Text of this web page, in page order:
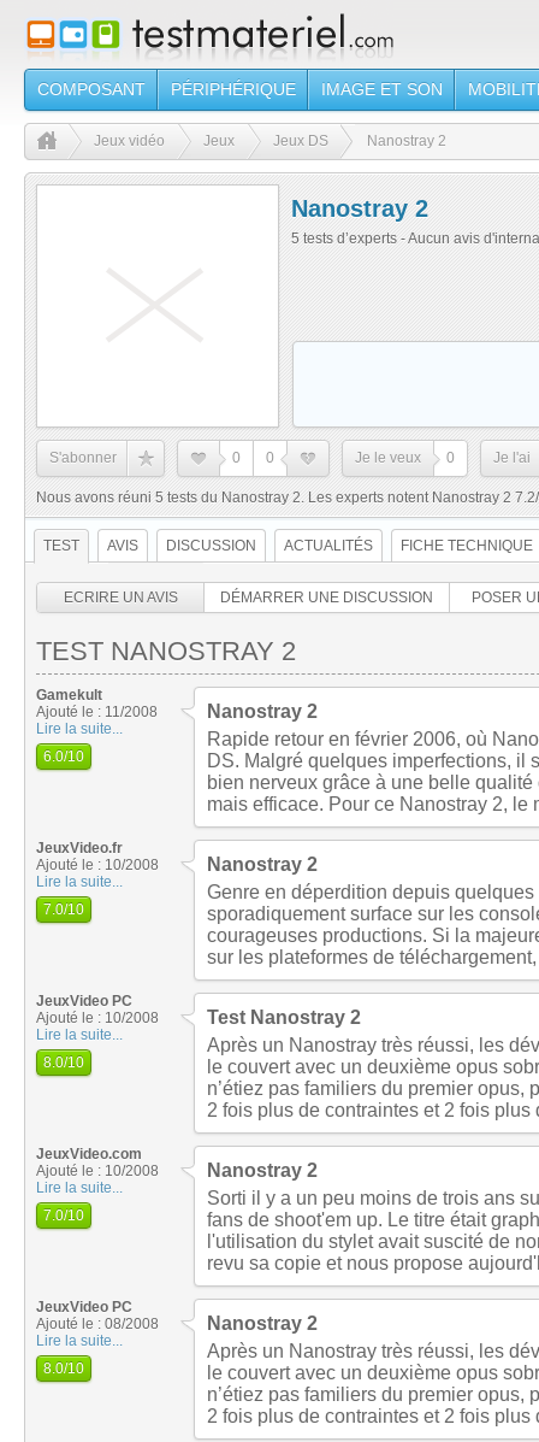
COMPOSANT PÉRIPHÉRIQUE IMAGE ET SON
Jeux vidéo Jeux Jeux DS Nanostray 2
Nanostray 2
5 tests d’experts - Aucun avis
S'abonner 0 0 Je le veux 0 Je l'ai
Nous avons réuni 5 tests du Nanostray 2. Les experts notent Nanostray 2
TEST AVIS DISCUSSION ACTUALITÉS FICHE TECHNIQUE
ECRIRE UN AVIS DÉMARRER UNE DISCUSSION POSER
TEST NANOSTRAY 2
Gamekult
Ajouté le : 11/2008
Lire la suite...
6.0/10
Nanostray 2
Rapide retour en février 2006, où
DS. Malgré quelques imperfections, il
bien nerveux grâce à une belle
mais efficace. Pour ce Nanostray 2, le
JeuxVideo.fr
Ajouté le : 10/2008
Lire la suite...
7.0/10
Nanostray 2
Genre en déperdition depuis
sporadiquement surface sur les
courageuses productions. Si la
sur les plateformes de
JeuxVideo PC
Ajouté le : 10/2008
Lire la suite...
8.0/10
Test Nanostray 2
Après un Nanostray très réussi, les
le couvert avec un deuxième opus
n’étiez pas familiers du premier opus,
2 fois plus de contraintes et 2 fois plus
JeuxVideo.com
Ajouté le : 10/2008
Lire la suite...
7.0/10
Nanostray 2
Sorti il y a un peu moins de trois ans
fans de shoot'em up. Le titre était
l'utilisation du stylet avait suscité de
revu sa copie et nous propose
JeuxVideo PC
Ajouté le : 08/2008
Lire la suite...
8.0/10
Nanostray 2
Après un Nanostray très réussi, les
le couvert avec un deuxième opus
n’étiez pas familiers du premier opus,
2 fois plus de contraintes et 2 fois plus